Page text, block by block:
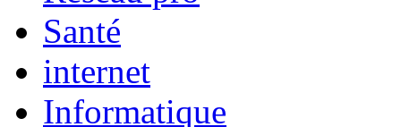
Santé
internet
Informatique